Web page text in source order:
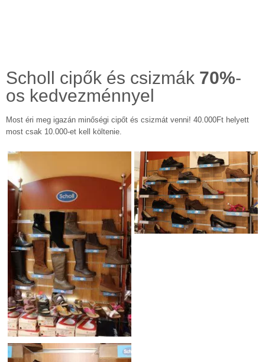
Scholl cipők és csizmák 70%-
os kedvezménnyel
Most éri meg igazán minőségi cipőt és csizmát venni! 40.000Ft helyett
most csak 10.000-et kell költenie.